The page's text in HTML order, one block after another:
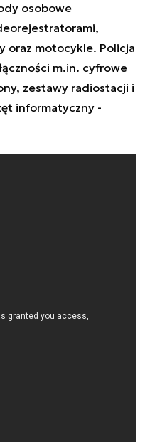
osobowe
oraz motocykle. Policja
m.in. cyfrowe
zestawy radiostacji i
informatyczny -